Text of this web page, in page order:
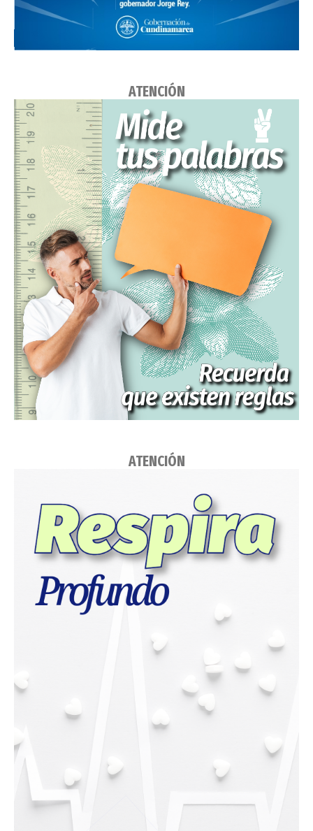
ATENCIÓN
ATENCIÓN